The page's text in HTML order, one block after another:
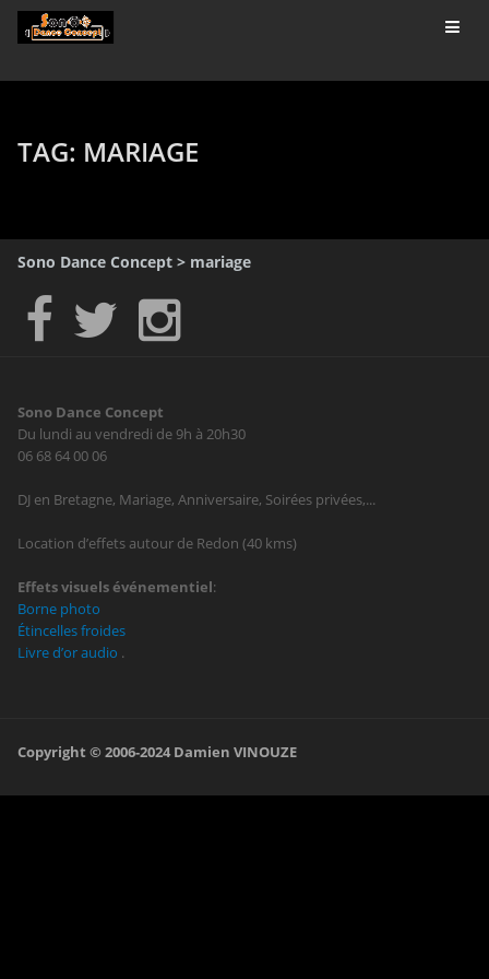
TAG: MARIAGE
Sono Dance Concept > mariage
Sono Dance Concept
Du lundi au vendredi de 9h à 20h30
06 68 64 00 06
DJ en Bretagne, Mariage, Anniversaire, Soirées privées,...
Location d’effets autour de Redon (40 kms)
Effets visuels événementiel:
Borne photo
Étincelles froides
Livre d’or audio .
Copyright © 2006-2024Damien VINOUZE